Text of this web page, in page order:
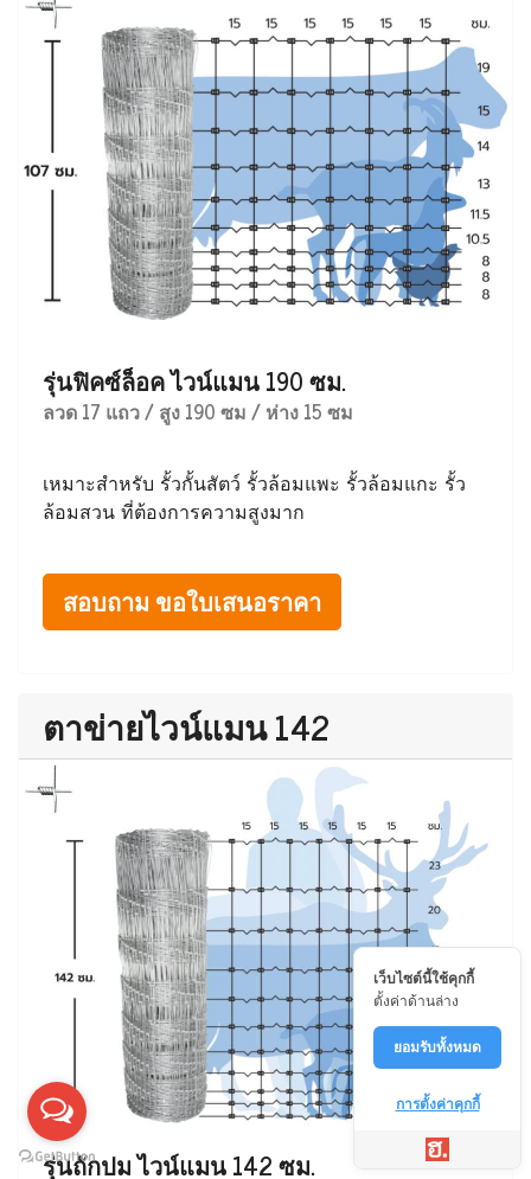
รุ่นฟิคซ์ล็อค ไวน์แมน 190 ซม.
ลวด 17 แถว / สูง 190 ซม / ห่าง 15 ซม
เหมาะสำหรับ รั้วกั้นสัตว์ รั้วล้อมแพะ รั้วล้อมแกะ รั้ว
ล้อมสวน ที่ต้องการความสูงมาก
สอบถาม ขอใบเสนอราคา
ตาข่ายไวน์แมน 142
รุ่นถักปม ไวน์แมน 142 ซม.
เว็บไซต์นี้ใช้คุกกี้
ตั้งค่าด้านล่าง
ยอมรับทั้งหมด
การตั้งค่าคุกกี้